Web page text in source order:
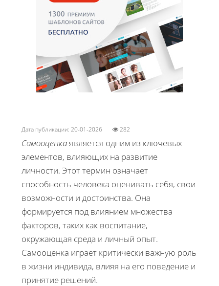
Дата публикации: 20-01-2026 282
Самооценкаявляется одним из ключевых
элементов, влияющих на развитие
личности. Этот термин означает
способность человека оценивать себя, свои
возможности и достоинства. Она
формируется под влиянием множества
факторов, таких как воспитание,
окружающая среда и личный опыт.
Самооценка играет критически важную роль
в жизни индивида, влияя на его поведение и
принятие решений.